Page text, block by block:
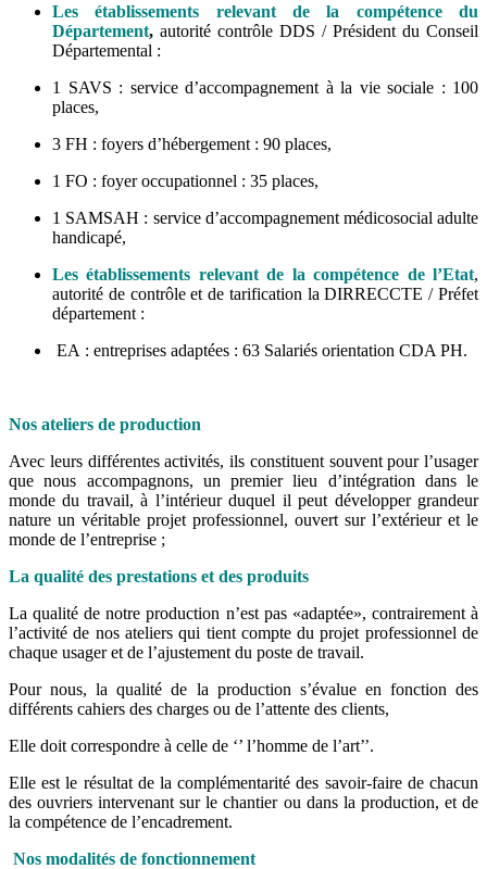
Les établissements relevant de la compétence du
Département, autorité contrôle DDS / Président du Conseil
Départemental :
1 SAVS : service d’accompagnement à la vie sociale : 100
places,
3 FH : foyers d’hébergement : 90 places,
1 FO : foyer occupationnel : 35 places,
1 SAMSAH : service d’accompagnement médicosocial adulte
handicapé,
Les établissements relevant de la compétence de l’Etat,
autorité de contrôle et de tarification la DIRRECCTE / Préfet
département :
EA : entreprises adaptées : 63 Salariés orientation CDA PH.
Nos ateliers de production
Avec leurs différentes activités, ils constituent souvent pour l’usager
que nous accompagnons, un premier lieu d’intégration dans le
monde du travail, à l’intérieur duquel il peut développer grandeur
nature un véritable projet professionnel, ouvert sur l’extérieur et le
monde de l’entreprise ;
La qualité des prestations et des produits
La qualité de notre production n’est pas «adaptée», contrairement à
l’activité de nos ateliers qui tient compte du projet professionnel de
chaque usager et de l’ajustement du poste de travail.
Pour nous, la qualité de la production s’évalue en fonction des
différents cahiers des charges ou de l’attente des clients,
Elle doit correspondre à celle de ‘’ l’homme de l’art’’.
Elle est le résultat de la complémentarité des savoir-faire de chacun
des ouvriers intervenant sur le chantier ou dans la production, et de
la compétence de l’encadrement.
Nos modalités de fonctionnement